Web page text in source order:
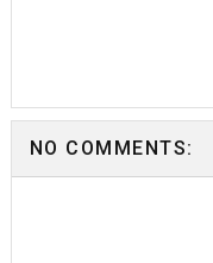
NO COMMENTS: